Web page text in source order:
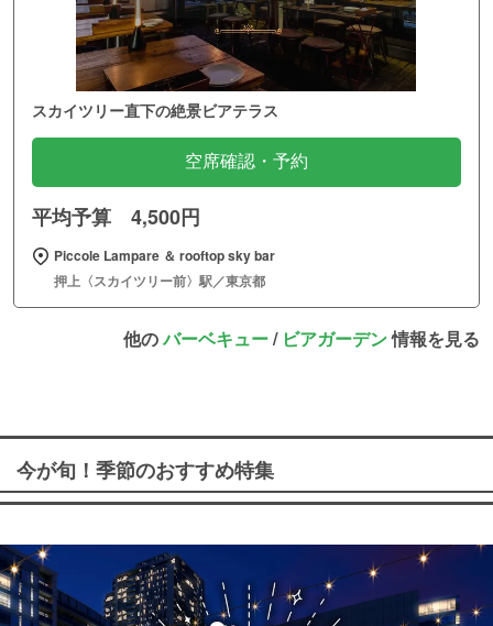
スカイツリー直下の絶景ビアテラス
空席確認・予約
平均予算 4,500円
Piccole Lampare ＆ rooftop sky bar
押上〈スカイツリー前〉駅／東京都
他のバーベキュー/ ビアガーデン情報を見る
今が旬！季節のおすすめ特集